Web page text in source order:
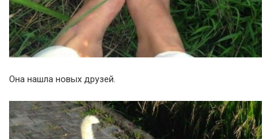
Она нашла новых друзей.